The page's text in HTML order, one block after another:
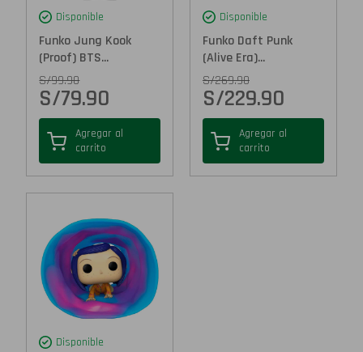
Disponible
Funko Jung Kook
(Proof) BTS...
S/99.90
S/79.90
Agregar al
carrito
Disponible
Funko Daft Punk
(Alive Era)...
S/269.90
S/229.90
Agregar al
carrito
Disponible